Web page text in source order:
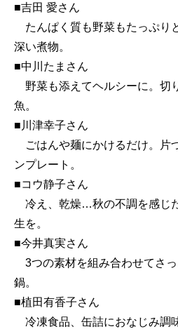
■吉田 愛さん
たんぱく質も野菜もたっぷり
深い煮物。
■中川たまさん
野菜も添えてヘルシーに。切
魚。
■川津幸子さん
ごはんや麺にかけるだけ。片
ンプレート。
■コウ静子さん
冷え、乾燥…秋の不調を感じ
生を。
■今井真実さん
3つの素材を組み合わせてさっ
鍋。
■植田有香子さん
冷凍食品、缶詰におなじみ調